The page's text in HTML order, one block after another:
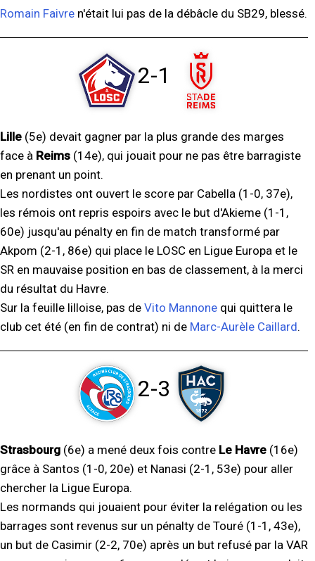
Romain Faivre n'était lui pas de la débâcle du SB29, blessé.
2-1
Lille (5e) devait gagner par la plus grande des marges
face à Reims (14e), qui jouait pour ne pas être barragiste
en prenant un point.
Les nordistes ont ouvert le score par Cabella (1-0, 37e),
les rémois ont repris espoirs avec le but d'Akieme (1-1,
60e) jusqu'au pénalty en fin de match transformé par
Akpom (2-1, 86e) qui place le LOSC en Ligue Europa et le
SR en mauvaise position en bas de classement, à la merci
du résultat du Havre.
Sur la feuille lilloise, pas de Vito Mannone qui quittera le
club cet été (en fin de contrat) ni de Marc-Aurèle Caillard.
2-3
Strasbourg (6e) a mené deux fois contre Le Havre (16e)
grâce à Santos (1-0, 20e) et Nanasi (2-1, 53e) pour aller
chercher la Ligue Europa.
Les normands qui jouaient pour éviter la relégation ou les
barrages sont revenus sur un pénalty de Touré (1-1, 43e),
un but de Casimir (2-2, 70e) après un but refusé par la VAR